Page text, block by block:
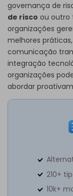
governança de
de risco ou outro
organizações
melhores
comunicação
integração
organizações
abordar
210+
10k+